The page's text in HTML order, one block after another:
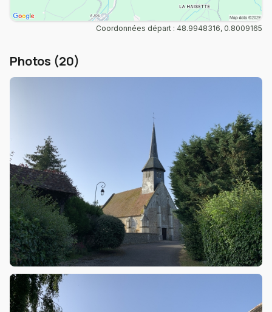
Coordonnées départ : 48.9948316, 0.8009165
Photos (20)